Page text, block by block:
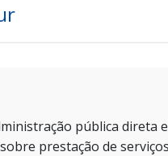
pública direta
prestação de serviços